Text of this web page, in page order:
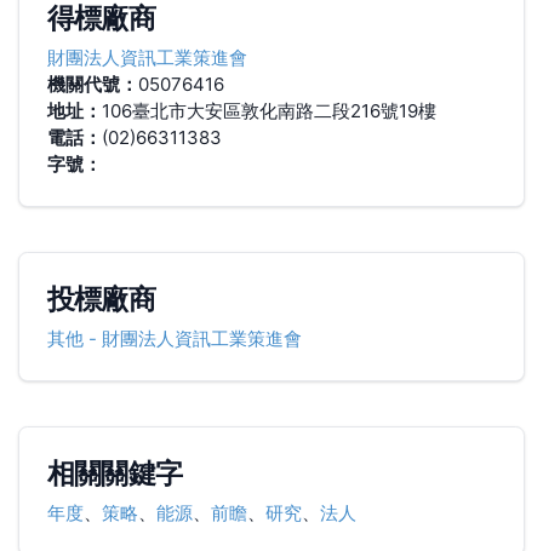
得標廠商
財團法人資訊工業策進會
機關代號： 05076416
地址： 106臺北市大安區敦化南路二段216號19樓
電話： (02)66311383
字號：
投標廠商
其他- 財團法人資訊工業策進會
相關關鍵字
年度、 策略、 能源、 前瞻、 研究、 法人